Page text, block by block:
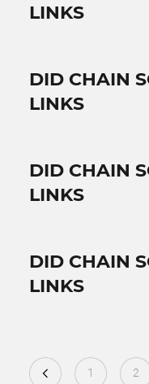
LINKS
DID CHAIN
LINKS
DID CHAIN
LINKS
DID CHAIN
LINKS
1 2